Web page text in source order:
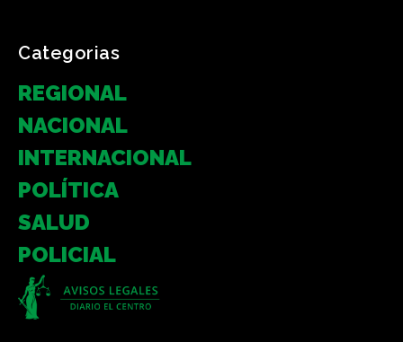
Categorias
REGIONAL
NACIONAL
INTERNACIONAL
POLÍTICA
SALUD
POLICIAL